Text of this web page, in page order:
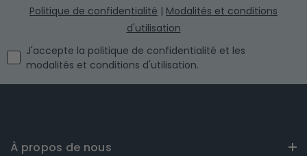
Politique de confidentialité | Modalités et conditions
d'utilisation
I agree with the privacy policy and the terms and
J'accepte la politique de confidentialité et les
modalités et conditions d'utilisation.
À propos de nous